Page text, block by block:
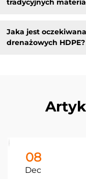
tradycyjnych
Jaka jest
drenażowych HDPE?
08
Dec